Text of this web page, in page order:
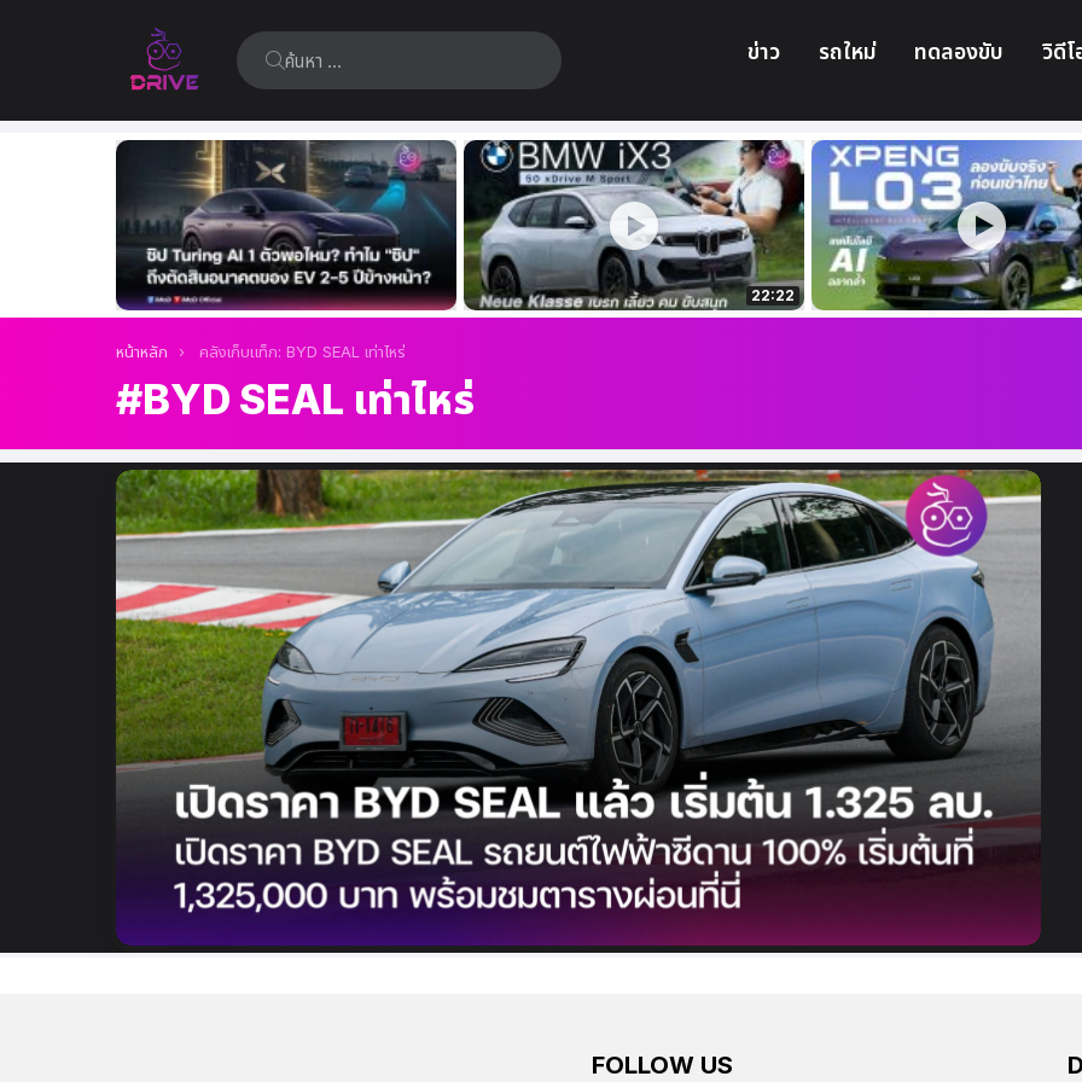
ค้นหา: ข่าว รถใหม่ ทดลองขับ วิดีโ
เรื่อง
ล่าสุด
22:22
คุณอยู่ที่นี่:
หน้าหลัก คลังเก็บแท็ก: BYD SEAL เท่าไหร่
BYD SEAL เท่าไหร่
เรื่อง
ล่าสุด
FOLLOW US